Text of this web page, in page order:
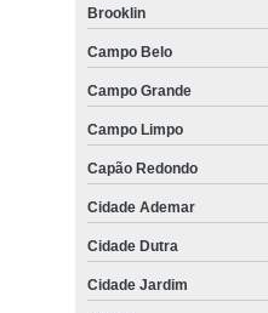
Brooklin
Campo Belo
Campo Grande
Campo Limpo
Capão Redondo
Cidade Ademar
Cidade Dutra
Cidade Jardim